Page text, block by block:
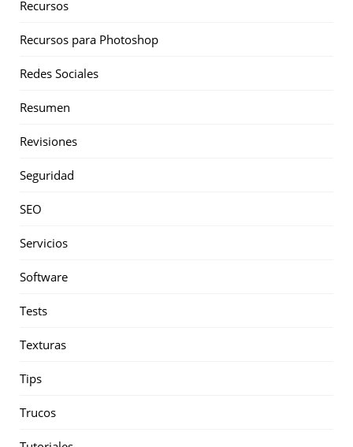
Recursos
Recursos para Photoshop
Redes Sociales
Resumen
Revisiones
Seguridad
SEO
Servicios
Software
Tests
Texturas
Tips
Trucos